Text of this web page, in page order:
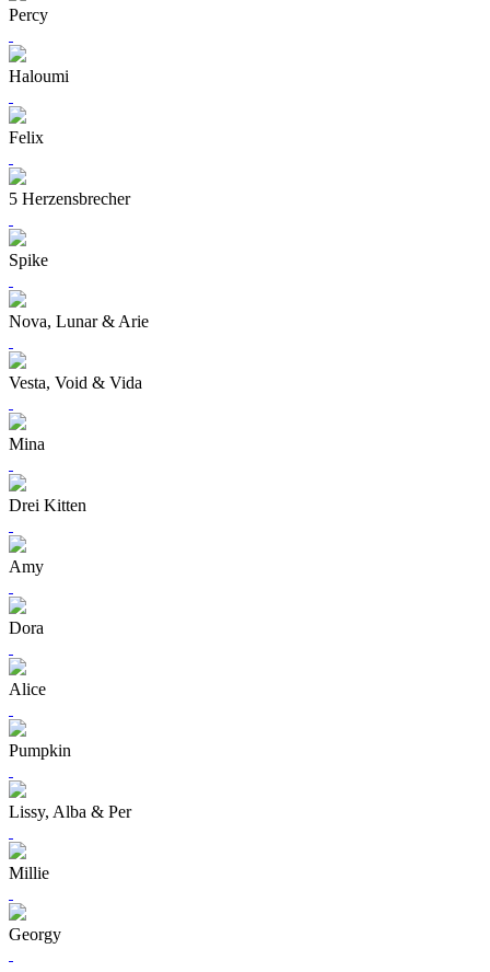
Percy
Haloumi
Felix
5 Herzensbrecher
Spike
Nova, Lunar & Arie
Vesta, Void & Vida
Mina
Drei Kitten
Amy
Dora
Alice
Pumpkin
Lissy, Alba & Per
Millie
Georgy